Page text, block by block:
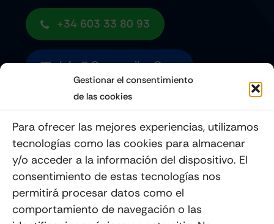
Gestionar el consentimiento
de las cookies
Para ofrecer las mejores experiencias, utilizamos
tecnologías como las cookies para almacenar
y/o acceder a la información del dispositivo. El
consentimiento de estas tecnologías nos
permitirá procesar datos como el
comportamiento de navegación o las
+34 603 33 80 93
Info@quemoviles.com
Enviar